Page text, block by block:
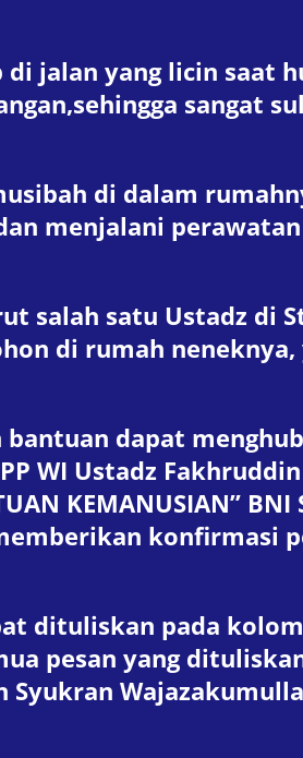
jalan yang licin saat
sangat
di dalam
menjalani
salah satu Ustadz di
di rumah neneknya,
dapat
WI Ustadz Fakhruddin
KEMANUSIAN” BNI
konfirmasi
dituliskan pada
pesan yang